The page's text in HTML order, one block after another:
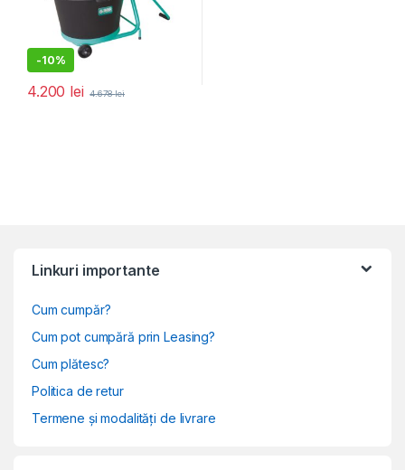
-10%
4.200 lei 4.678lei
Linkuri importante
Cum cumpăr?
Cum pot cumpără prin Leasing?
Cum plătesc?
Politica de retur
Termene și modalități de livrare